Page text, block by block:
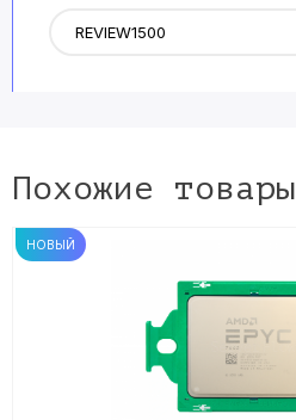
Похожие товары
НОВЫЙ